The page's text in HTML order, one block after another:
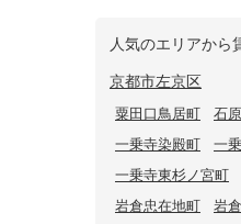
人気のエリアから
京都市左京区
粟田口鳥居町 石
一乗寺染殿町
一
一乗寺東杉ノ宮町
岩倉忠在地町
岩